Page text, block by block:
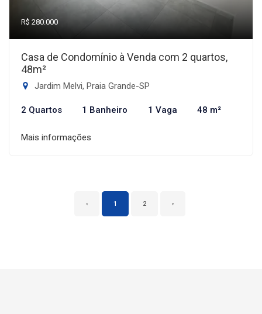
R$ 280.000
Casa de Condomínio à Venda com 2 quartos,
48m²
Jardim Melvi, Praia Grande-SP
2 Quartos 1 Banheiro 1 Vaga 48 m²
Mais informações
‹ 1 2 ›